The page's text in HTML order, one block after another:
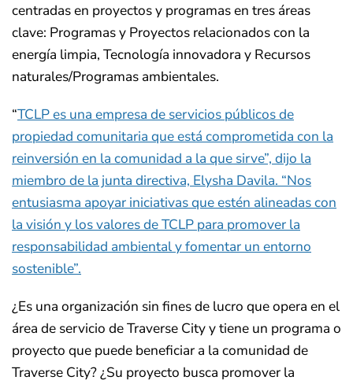
centradas en proyectos y programas en tres áreas
clave: Programas y Proyectos relacionados con la
energía limpia, Tecnología innovadora y Recursos
naturales/Programas ambientales.
“TCLP es una empresa de servicios públicos de
propiedad comunitaria que está comprometida con la
reinversión en la comunidad a la que sirve”, dijo la
miembro de la junta directiva, Elysha Davila. “Nos
entusiasma apoyar iniciativas que estén alineadas con
la visión y los valores de TCLP para promover la
responsabilidad ambiental y fomentar un entorno
sostenible”.
¿Es una organización sin fines de lucro que opera en el
área de servicio de Traverse City y tiene un programa o
proyecto que puede beneficiar a la comunidad de
Traverse City? ¿Su proyecto busca promover la